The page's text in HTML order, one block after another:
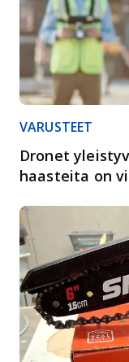
VARUSTEET
Dronet
haasteita on